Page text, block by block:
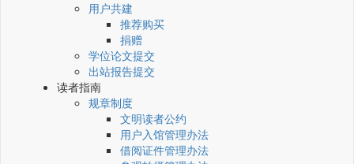
用户共建
推荐购买
捐赠
学位论文提交
出站报告提交
读者指南
规章制度
文明读者公约
用户入馆管理办法
借阅证件管理办法